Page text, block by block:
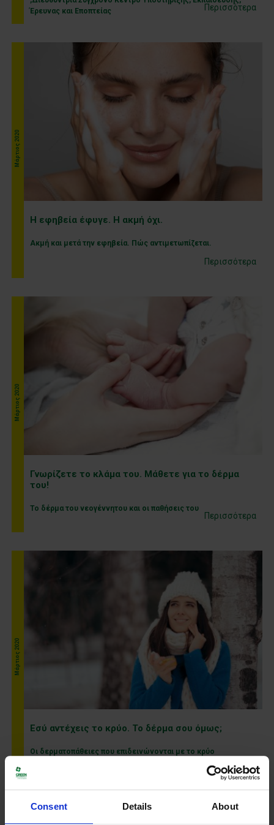
Consent Details About
Έρευνας και Εποπτείας
Περισσότερα
Μάρτιος 2020
Η εφηβεία έφυγε. Η ακμή όχι.
Ακμή και μετά την εφηβεία. Πώς αντιμετωπίζεται.
Περισσότερα
Μάρτιος 2020
Γνωρίζετε το κλάμα του. Μάθετε για το δέρμα
του!
Το δέρμα του νεογέννητου και οι παθήσεις του
Περισσότερα
Μάρτιος 2020
Εσύ αντέχεις το κρύο. Το δέρμα σου όμως;
Οι δερματοπάθειες που επιδεινώνονται με το κρύο
Περισσότερα